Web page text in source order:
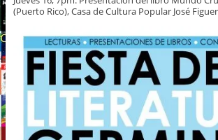
(Puerto Rico), Casa de Cultura Popular José